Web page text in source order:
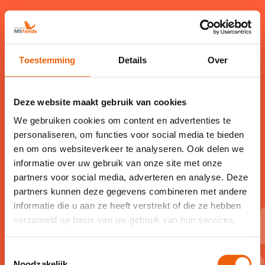
Toestemming Details Over
Deze website maakt gebruik van cookies
We gebruiken cookies om content en advertenties te
personaliseren, om functies voor social media te bieden
en om ons websiteverkeer te analyseren. Ook delen we
informatie over uw gebruik van onze site met onze
partners voor social media, adverteren en analyse. Deze
partners kunnen deze gegevens combineren met andere
informatie die u aan ze heeft verstrekt of die ze hebben
verzameld op basis van uw gebruik van hun services.
Bedankt voor uw
periodieke schenking!
Uw vrijgevigheid brengt ons dichter bij
het verslaan van MS. Elke donatie helpt
onderzoek, ondersteuning en
bewustwording. Uw bijdrage maakt een